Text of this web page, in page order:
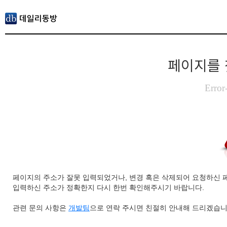
페이지를
페이지의 주소가 잘못 입력되었거나, 변경 혹은 삭제되어 요청하신
입력하신 주소가 정확한지 다시 한번 확인해주시기 바랍니다.
관련 문의 사항은 개발팀 으로 연락 주시면 친절히 안내해 드리겠습